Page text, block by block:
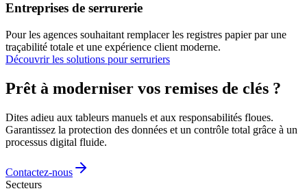
Entreprises de serrurerie
Pour les agences souhaitant remplacer les registres papier par une
traçabilité totale et une expérience client moderne.
Découvrir les solutions pour serruriers
Prêt à moderniser vos remises de clés ?
Dites adieu aux tableurs manuels et aux responsabilités floues.
Garantissez la protection des données et un contrôle total grâce à un
processus digital fluide.
Contactez-nous
Secteurs